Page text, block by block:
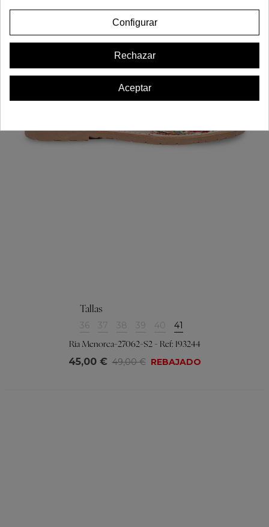
Tallas
36 37 38 39 40 41
Ria Menorca-27062-S2 - Ref: 193244
45,00 € 49,00 € REBAJADO
Configurar
Rechazar
Aceptar